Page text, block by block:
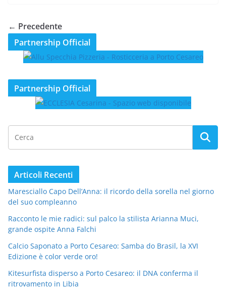
← Precedente
Partnership Official
Partnership Official
Articoli Recenti
Maresciallo Capo Dell’Anna: il ricordo della sorella nel giorno
del suo compleanno
Racconto le mie radici: sul palco la stilista Arianna Muci,
grande ospite Anna Falchi
Calcio Saponato a Porto Cesareo: Samba do Brasil, la XVI
Edizione è color verde oro!
Kitesurfista disperso a Porto Cesareo: il DNA conferma il
ritrovamento in Libia